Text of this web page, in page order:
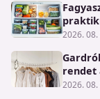
2026. 08.
rendet
2026. 08.